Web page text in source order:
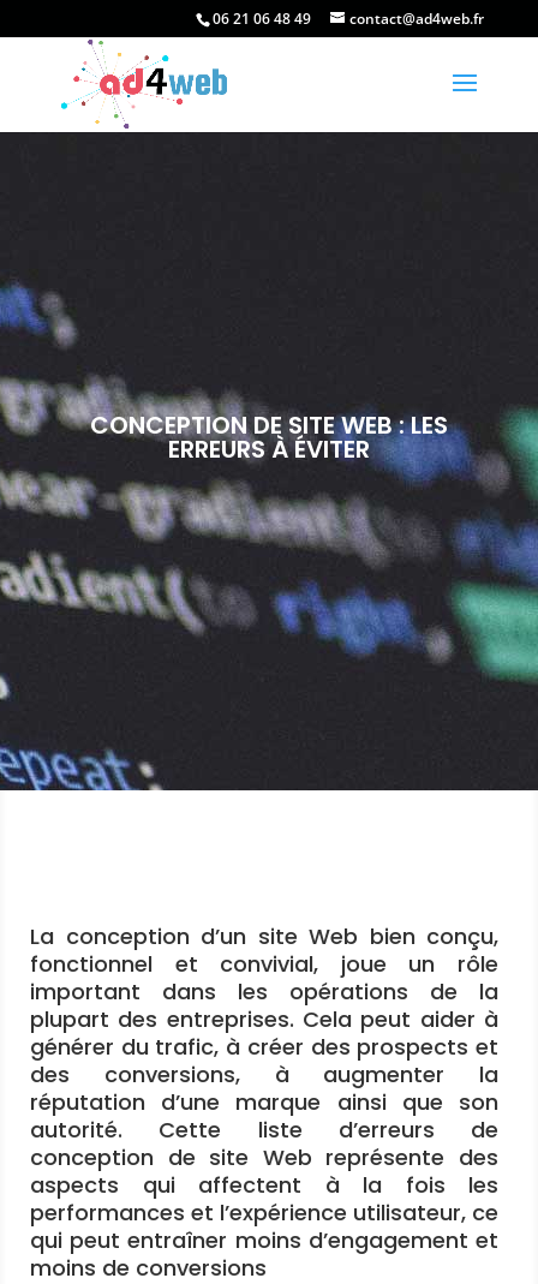
06 21 06 48 49 contact@ad4web.fr
CONCEPTION DE SITE WEB : LES
ERREURS À ÉVITER
La conception d’un site Web bien conçu,
fonctionnel et convivial, joue un rôle
important dans les opérations de la
plupart des entreprises. Cela peut aider à
générer du trafic, à créer des prospects et
des conversions, à augmenter la
réputation d’une marque ainsi que son
autorité. Cette liste d’erreurs de
conception de site Web représente des
aspects qui affectent à la fois les
performances et l’expérience utilisateur, ce
qui peut entraîner moins d’engagement et
moins de conversions